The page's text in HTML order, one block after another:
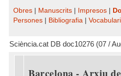
Obres Manuscrits Impresos
Persones
Bibliografia Vocabulari
Sciència.cat DB doc10276 (07 /